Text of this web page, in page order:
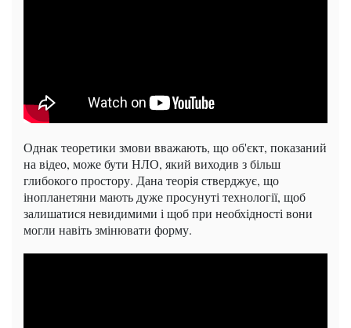
Однак теоретики змови вважають, що об'єкт, показаний
на відео, може бути НЛО, який виходив з більш
глибокого простору. Дана теорія стверджує, що
інопланетяни мають дуже просунуті технології, щоб
залишатися невидимими і щоб при необхідності вони
могли навіть змінювати форму.